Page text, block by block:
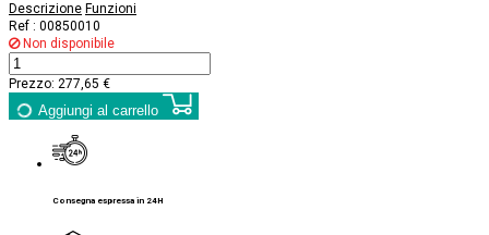
Descrizione Funzioni
Ref : 00850010
Non disponibile
Prezzo: 277,65 €
Aggiungi al carrello
Consegna espressa in 24H